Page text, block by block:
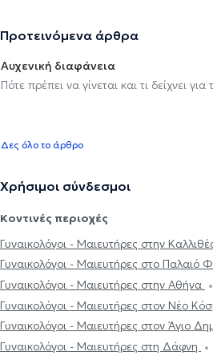
Προτεινόμενα άρθρα
Αυχενική διαφάνεια
Πότε πρέπει να γίνεται και τι δείχνει
Δες όλο το άρθρο
Χρήσιμοι σύνδεσμοι
Κοντινές περιοχές
Γυναικολόγοι - Μαιευτήρες στην
Γυναικολόγοι - Μαιευτήρες στο Παλαιό
Γυναικολόγοι - Μαιευτήρες στην Αθήνα
Γυναικολόγοι - Μαιευτήρες στον Νέο
Γυναικολόγοι - Μαιευτήρες στον Άγιο
Γυναικολόγοι - Μαιευτήρες στη Δάφνη